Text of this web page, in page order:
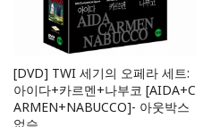
[DVD] TWI 세기의 오페라 세트:
아이다+카르멘+나부코 [AIDA+C
ARMEN+NABUCCO]- 아웃박스